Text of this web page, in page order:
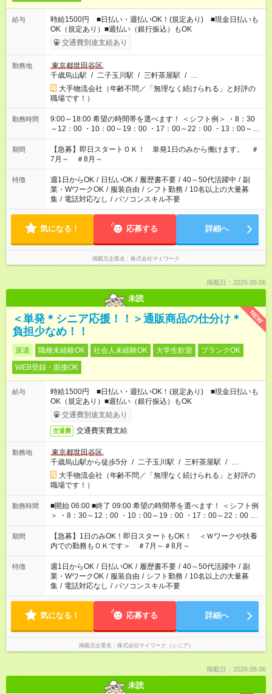
給与
時給1500円 ■日払い・週払いOK！(規定あり) ■現金日払いも
OK（規定あり）■週払い（銀行振込）もOK
交通費別途支給あり
勤務地
東京都世田谷区
千歳烏山駅 / 二子玉川駅 / 三軒茶屋駅 / …
大手物流会社（年齢不問／「無理なく続けられる」と好評の
職場です！）
勤務時間
9:00～18:00 希望の時間帯を選べます！ ＜シフト例＞ ・8：30
～12：00 ・10：00～19：00 ・17：00～22：00 ・13：00～
22：00 ・22：00～翌6：00 など
期間
【急募】即日スタートＯＫ！ 単発1日のみから働けます。 ＃
7月～ ＃8月～
特徴 週1日からOK / 日払いOK / 履歴書不要 / 40～50代活躍中 / 副
業・WワークOK / 服装自由 / シフト勤務 / 10名以上の大量募
集 / 電話対応なし / パソコンスキル不要
気になる！ 応募する 詳細へ
掲載元企業名 株式会社マイワーク
掲載日：2026.08.06
未読
NEW
＜単発＊シニア応援！！＞通販商品の仕分け＊
負担少なめ！！
派遣 職種未経験OK 社会人未経験OK 大学生歓迎
ブランクOK
WEB登録・面接OK
給与
時給1500円 ■日払い・週払いOK！(規定あり) ■現金日払いも
OK（規定あり）■週払い（銀行振込）もOK
交通費別途支給あり
交通費 交通費実費支給
勤務地
東京都世田谷区
千歳烏山駅から徒歩5分 / 二子玉川駅 / 三軒茶屋駅 / …
大手物流会社（年齢不問／「無理なく続けられる」と好評の
職場です！）
勤務時間
■開始 06:00 ■終了 09:00 希望の時間帯を選べます！ ＜シフト例
＞ ・8：30～12：00 ・10：00～19：00 ・17：00～22：00 ・
13：00～22：00 ・22：00～翌6：00 など
期間
【急募】1日のみOK！即日スタートもOK！ ＜Ｗワークや扶養
内での勤務もＯＫです＞ ＃7月～＃8月～
特徴 週1日からOK / 日払いOK / 履歴書不要 / 40～50代活躍中 / 副
業・WワークOK / 服装自由 / シフト勤務 / 10名以上の大量募
集 / 電話対応なし / パソコンスキル不要
気になる！ 応募する 詳細へ
掲載元企業名 株式会社マイワーク（シニア）
掲載日：2026.08.06
未読